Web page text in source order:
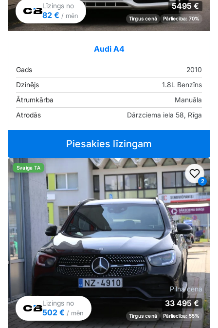
Līzings no
82 € / mēn
5495 €
Tirgus cenā Pārliecība: 70%
Audi A4
Gads
2010
Dzinējs
1.8L Benzīns
Ātrumkārba
Manuāla
Atrodās
Dārzciema iela 58, Rīga
Piesakies līzingam
2
Svaiga TA
Līzings no
502 € / mēn
Pilna cena
33 495 €
Tirgus cenā Pārliecība: 55%